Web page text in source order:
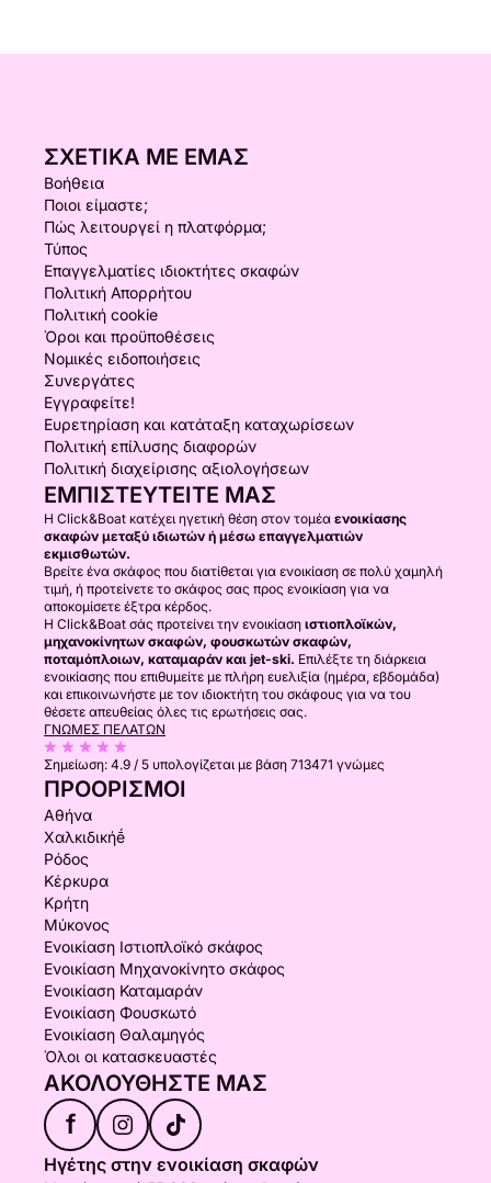
ΣΧΕΤΙΚΆ ΜΕ ΕΜΆΣ
Βοήθεια
Ποιοι είμαστε;
Πώς λειτουργεί η πλατφόρμα;
Τύπος
Επαγγελματίες ιδιοκτήτες σκαφών
Πολιτική Απορρήτου
Πολιτική cookie
Όροι και προϋποθέσεις
Νομικές ειδοποιήσεις
Συνεργάτες
Εγγραφείτε!
Ευρετηρίαση και κατάταξη καταχωρίσεων
Πολιτική επίλυσης διαφορών
Πολιτική διαχείρισης αξιολογήσεων
ΕΜΠΙΣΤΕΥΤΕΊΤΕ ΜΑΣ
Η Click&Boat κατέχει ηγετική θέση στον τομέα ενοικίασης
σκαφών μεταξύ ιδιωτών ή μέσω επαγγελματιών
εκμισθωτών.
Βρείτε ένα σκάφος που διατίθεται για ενοικίαση σε πολύ χαμηλή
τιμή, ή προτείνετε το σκάφος σας προς ενοικίαση για να
αποκομίσετε έξτρα κέρδος.
Η Click&Boat σάς προτείνει την ενοικίαση ιστιοπλοϊκών,
μηχανοκίνητων σκαφών, φουσκωτών σκαφών,
ποταμόπλοιων, καταμαράν και jet-ski. Επιλέξτε τη διάρκεια
ενοικίασης που επιθυμείτε με πλήρη ευελιξία (ημέρα, εβδομάδα)
και επικοινωνήστε με τον ιδιοκτήτη του σκάφους για να του
θέσετε απευθείας όλες τις ερωτήσεις σας.
ΓΝΏΜΕΣ ΠΕΛΑΤΏΝ
Σημείωση: 4.9 / 5 υπολογίζεται με βάση 713471 γνώμες
ΠΡΟΟΡΙΣΜΟΊ
Αθήνα
Χαλκιδικήḗ
Ρόδος
Κέρκυρα
Κρήτη
Μύκονος
Ενοικίαση Ιστιοπλοϊκό σκάφος
Ενοικίαση Μηχανοκίνητο σκάφος
Ενοικίαση Καταμαράν
Ενοικίαση Φουσκωτό
Ενοικίαση Θαλαμηγός
Όλοι οι κατασκευαστές
ΑΚΟΛΟΥΘΉΣΤΕ ΜΑΣ
f
Ηγέτης στην ενοικίαση σκαφών